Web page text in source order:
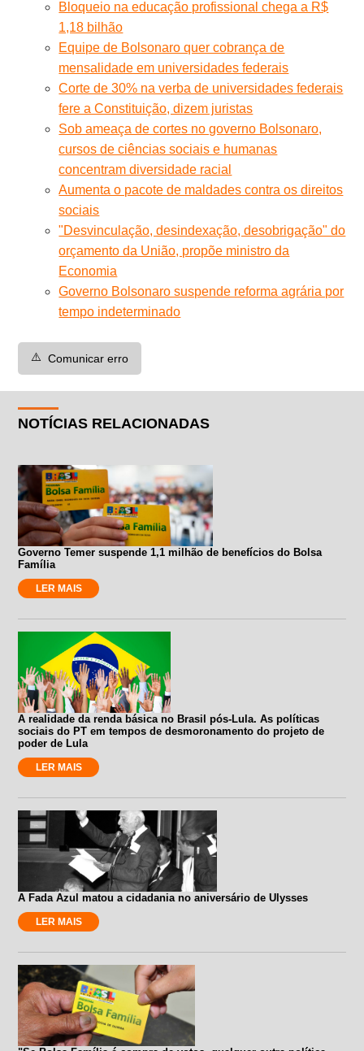
Bloqueio na educação profissional chega a R$
1,18 bilhão
Equipe de Bolsonaro quer cobrança de
mensalidade em universidades federais
Corte de 30% na verba de universidades federais
fere a Constituição, dizem juristas
Sob ameaça de cortes no governo Bolsonaro,
cursos de ciências sociais e humanas
concentram diversidade racial
Aumenta o pacote de maldades contra os direitos
sociais
"Desvinculação, desindexação, desobrigação" do
orçamento da União, propõe ministro da
Economia
Governo Bolsonaro suspende reforma agrária por
tempo indeterminado
⚠️ Comunicar erro
NOTÍCIAS RELACIONADAS
Governo Temer suspende 1,1 milhão de benefícios do Bolsa
Família
LER MAIS
A realidade da renda básica no Brasil pós-Lula. As políticas
sociais do PT em tempos de desmoronamento do projeto de
poder de Lula
LER MAIS
A Fada Azul matou a cidadania no aniversário de Ulysses
LER MAIS